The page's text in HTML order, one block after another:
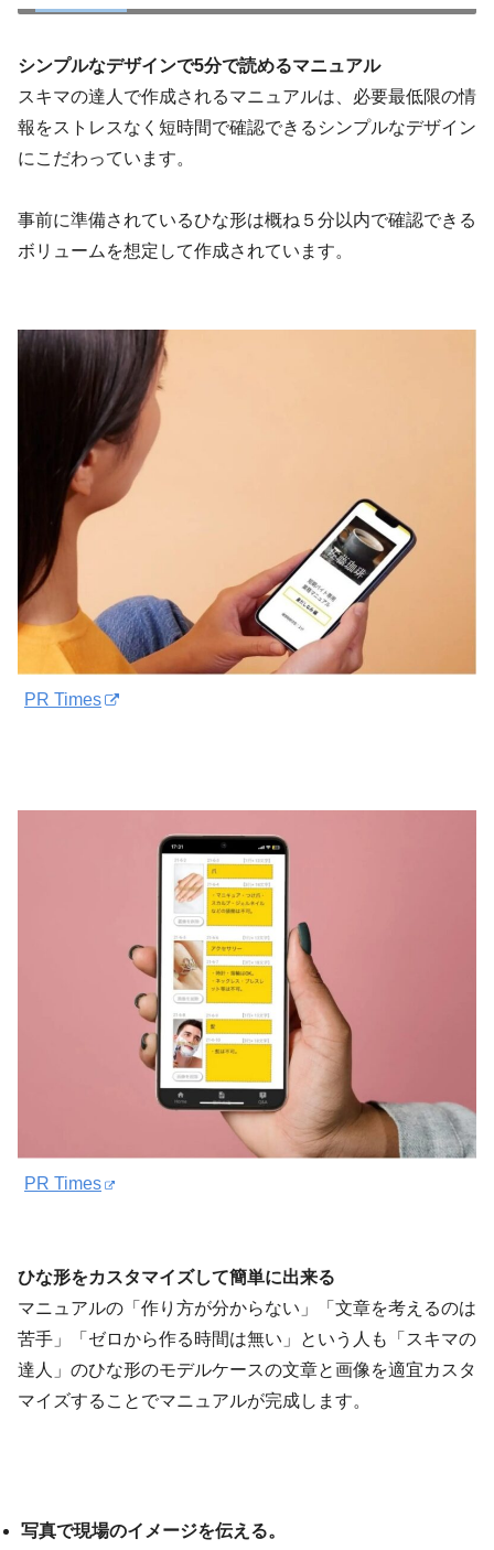
シンプルなデザインで5分で読めるマニュアル
スキマの達人で作成されるマニュアルは、必要最低限の情
報をストレスなく短時間で確認できるシンプルなデザイン
にこだわっています。
事前に準備されているひな形は概ね５分以内で確認できる
ボリュームを想定して作成されています。
PR Times
PR Times
ひな形をカスタマイズして簡単に出来る
マニュアルの「作り方が分からない」「文章を考えるのは
苦手」「ゼロから作る時間は無い」という人も「スキマの
達人」のひな形のモデルケースの文章と画像を適宜カスタ
マイズすることでマニュアルが完成します。
写真で現場のイメージを伝える。